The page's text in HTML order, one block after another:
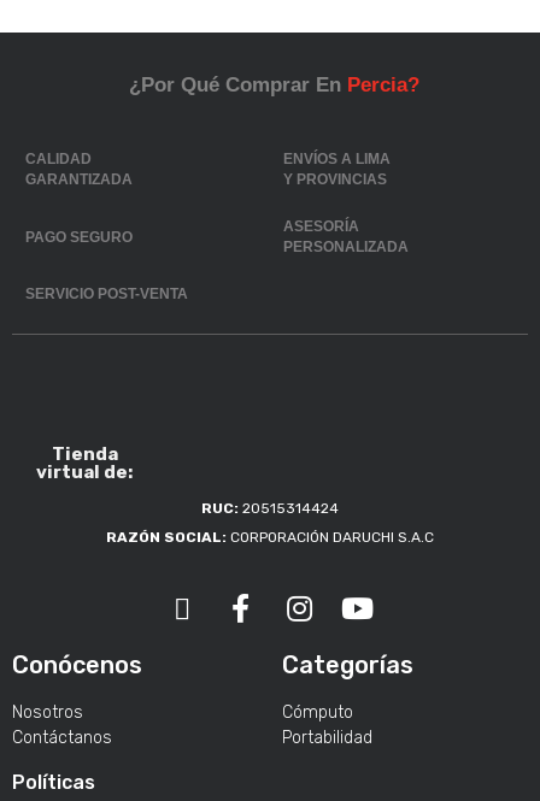
¿Por Qué Comprar En Percia?
CALIDAD
GARANTIZADA
ENVÍOS A LIMA
Y PROVINCIAS
PAGO SEGURO
ASESORÍA
PERSONALIZADA
SERVICIO POST-VENTA
Tienda
virtual de:
RUC: 20515314424
RAZÓN SOCIAL: CORPORACIÓN DARUCHI S.A.C
Conócenos
Nosotros
Contáctanos
Políticas
Categorías
Cómputo
Portabilidad